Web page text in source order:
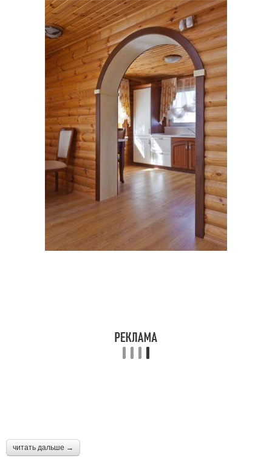
Каркас для кровати Каркас для абажура
читать дальше →